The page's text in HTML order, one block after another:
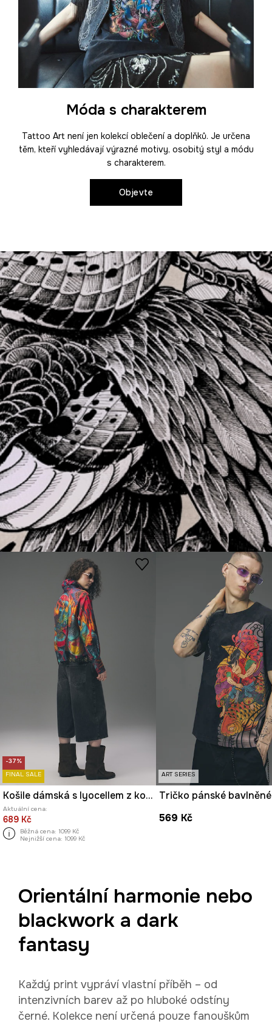
Móda s charakterem
Tattoo Art není jen kolekcí oblečení a doplňků. Je určena
těm, kteří vyhledávají výrazné motivy, osobitý styl a módu
s charakterem.
Objevte
-37%
FINAL SALE
Košile dámská s lyocellem z kolekce Tattoo Art by Tuan Nguyen
Aktuální cena:
689 Kč
Běžná cena: 1099 Kč
Nejnižší cena: 1099 Kč
ART SERIES
569 Kč
Orientální harmonie nebo
blackwork a dark
fantasy
Každý print vypráví vlastní příběh – od
intenzivních barev až po hluboké odstíny
černé. Kolekce není určená pouze fanouškům